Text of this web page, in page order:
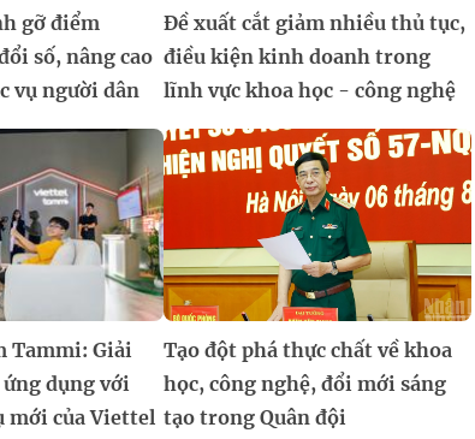
gỡ điểm
số, nâng cao
vụ người dân
Đề xuất cắt giảm nhiều thủ tục,
điều kiện kinh doanh trong
lĩnh vực khoa học - công nghệ
Tammi: Giải
dụng với
mới của Viettel
Tạo đột phá thực chất về khoa
học, công nghệ, đổi mới sáng
tạo trong Quân đội